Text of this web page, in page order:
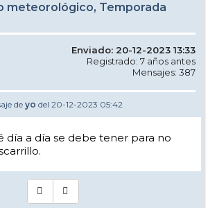
meteorológico, Temporada
Enviado: 20-12-2023 13:33
Registrado: 7 años antes
Mensajes: 387
de yo del 20-12-2023 05:42
día a día se debe tener para no